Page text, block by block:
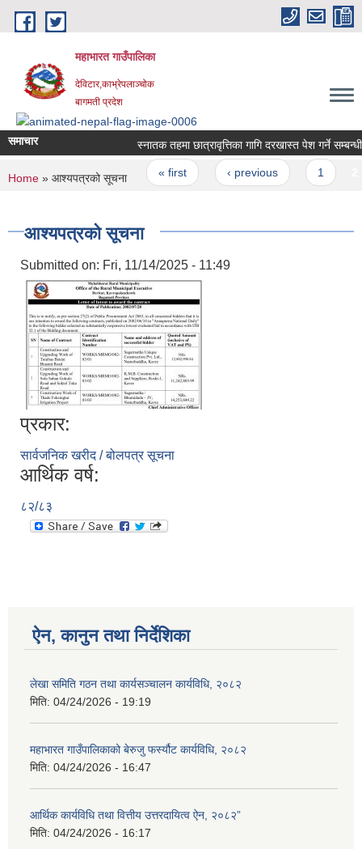
Skip to main content
महाभारत गाउँपालिका
देविटार,काभ्रेपलाञ्चोक
बागमती प्रदेश
समाचार स्‍नातक तहमा छात्रावृत्तिका गागि दरखास्त पेश गर्ने
Pages
« first ‹ previous
You are here
Home » आश्यपत्रको सूचना
आश्यपत्रको सूचना
Submitted on: Fri, 11/14/2025 - 11:49
प्रकार:
सार्वजनिक खरीद / बोलपत्र सूचना
आर्थिक वर्ष:
८२/८३
ऐन, कानुन तथा निर्देशिका
लेखा समिति गठन तथा कार्यसञ्चालन कार्यविधि, २०८२
मिति: 04/24/2026 - 19:19
महाभारत गाउँपालिकाको बेरुजु फर्स्यौट कार्यविधि, २०८२
मिति: 04/24/2026 - 16:47
आर्थिक कार्यविधि तथा वित्तीय उत्तरदायित्व ऐन, २०८२”
मिति: 04/24/2026 - 16:17